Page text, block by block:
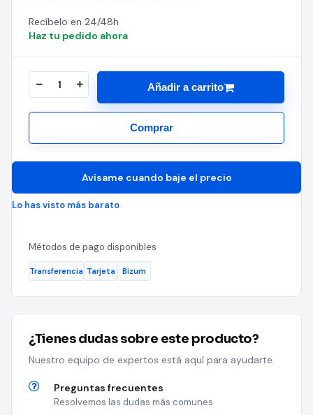
Recíbelo en 24/48h
Haz tu pedido ahora
Añadir a carrito
Comprar
Avísame cuando baje el precio
Lo has visto más barato
Métodos de pago disponibles
Transferencia Tarjeta Bizum
¿Tienes dudas sobre este producto?
Nuestro equipo de expertos está aquí para ayudarte.
Preguntas frecuentes
Resolvemos las dudas más comunes